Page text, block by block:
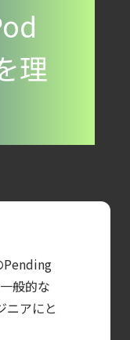
テナセキュリティ
視点
理
Pending
般的な
ニアにと